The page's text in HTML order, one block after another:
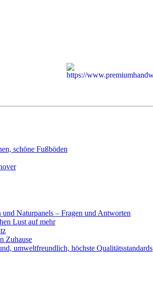
schöne Fußböden
Naturpanels – Fragen und Antworten
Lust auf mehr
Zuhause
umweltfreundlich, höchste Qualitätsstandards